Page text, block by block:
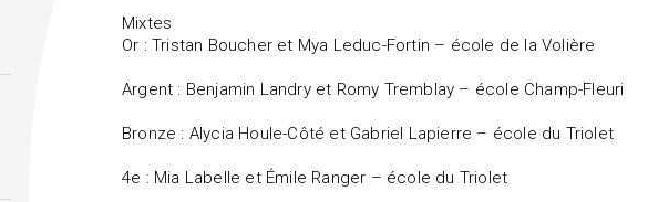
Mixtes
Or : Tristan Boucher et Mya Leduc-Fortin – école de la Volière
Argent : Benjamin Landry et Romy Tremblay – école Champ-Fleuri
Bronze : Alycia Houle-Côté et Gabriel Lapierre – école du Triolet
4e : Mia Labelle et Émile Ranger – école du Triolet